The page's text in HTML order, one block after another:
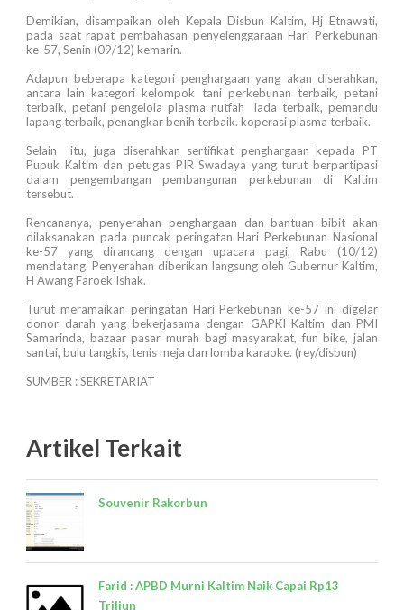
Demikian, disampaikan oleh Kepala Disbun Kaltim, Hj Etnawati,
pada saat rapat pembahasan penyelenggaraan Hari Perkebunan
ke-57, Senin (09/12) kemarin.
Adapun beberapa kategori penghargaan yang akan diserahkan,
antara lain kategori kelompok tani perkebunan terbaik, petani
terbaik, petani pengelola plasma nutfah lada terbaik, pemandu
lapang terbaik, penangkar benih terbaik. koperasi plasma terbaik.
Selain itu, juga diserahkan sertifikat penghargaan kepada PT
Pupuk Kaltim dan petugas PIR Swadaya yang turut berpartipasi
dalam pengembangan pembangunan perkebunan di Kaltim
tersebut.
Rencananya, penyerahan penghargaan dan bantuan bibit akan
dilaksanakan pada puncak peringatan Hari Perkebunan Nasional
ke-57 yang dirancang dengan upacara pagi, Rabu (10/12)
mendatang. Penyerahan diberikan langsung oleh Gubernur Kaltim,
H Awang Faroek Ishak.
Turut meramaikan peringatan Hari Perkebunan ke-57 ini digelar
donor darah yang bekerjasama dengan GAPKI Kaltim dan PMI
Samarinda, bazaar pasar murah bagi masyarakat, fun bike, jalan
santai, bulu tangkis, tenis meja dan lomba karaoke. (rey/disbun)
SUMBER : SEKRETARIAT
Artikel Terkait
Souvenir Rakorbun
Farid : APBD Murni Kaltim Naik Capai Rp13
Triliun